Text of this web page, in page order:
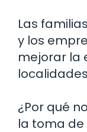
Las
y los
mejorar la
¿Por qué
la toma de